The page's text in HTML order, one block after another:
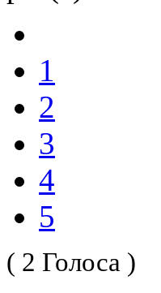
1
2
3
4
5
( 2 Голоса )